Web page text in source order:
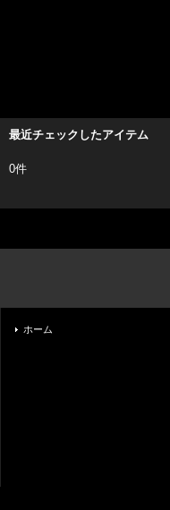
最近チェックしたアイテム
0件
ホーム